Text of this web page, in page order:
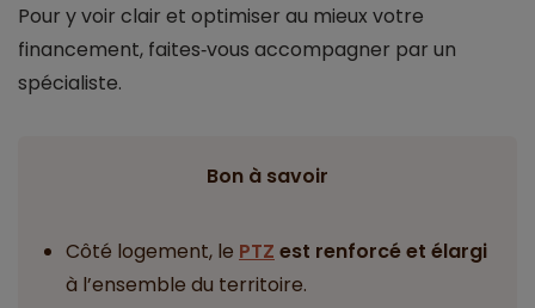
Pour y voir clair et optimiser au mieux votre
financement, faites‑vous accompagner par un
spécialiste.
Bon à savoir
Côté logement, le PTZ est renforcé et élargi
à l’ensemble du territoire.